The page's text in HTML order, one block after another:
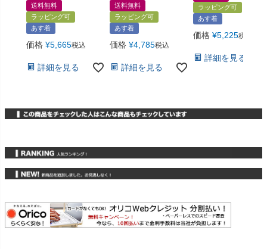
送料無料
ラッピング可
あす着
価格 ¥5,665税込
詳細を見る
送料無料
ラッピング可
あす着
価格 ¥4,785税込
詳細を見る
ラッピング可
あす着
価格 ¥5,225税込
詳細を見る